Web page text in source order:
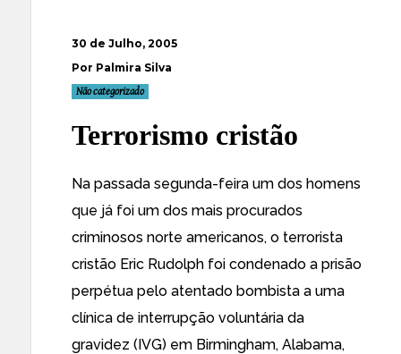
30 de Julho, 2005
Por Palmira Silva
Não categorizado
Terrorismo cristão
Na passada segunda-feira um dos homens
que já foi um dos mais procurados
criminosos norte americanos, o terrorista
cristão Eric Rudolph foi condenado a prisão
perpétua pelo atentado bombista a uma
clínica de interrupção voluntária da
gravidez (IVG) em Birmingham, Alabama,